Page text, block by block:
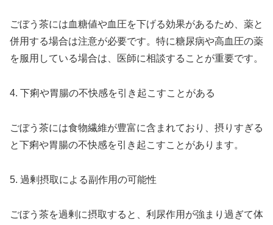
ごぼう茶には血糖値や血圧を下げる効果があるため、薬と
併用する場合は注意が必要です。特に糖尿病や高血圧の薬
を服用している場合は、医師に相談することが重要です。
4. 下痢や胃腸の不快感を引き起こすことがある
ごぼう茶には食物繊維が豊富に含まれており、摂りすぎる
と下痢や胃腸の不快感を引き起こすことがあります。
5. 過剰摂取による副作用の可能性
ごぼう茶を過剰に摂取すると、利尿作用が強まり過ぎて体